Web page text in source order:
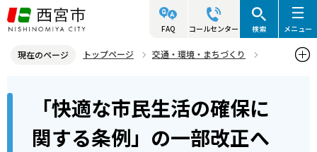
こ
の
ジ
FAQ コールセンター 検索 メニュー
現在のページ トップページ
交通・環境・まちづくり
太陽光発電設備設置の届出および廃棄時の注意事項
（パブリックコメント）の実施結果について
「快適な市民生活の確保に
関する条例」の一部改正へ